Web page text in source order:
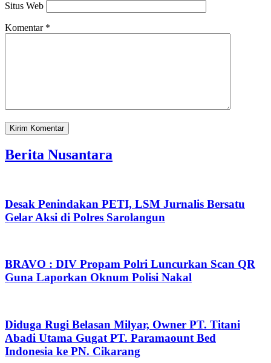
Situs Web
Komentar *
Berita Nusantara
Desak Penindakan PETI, LSM Jurnalis Bersatu
Gelar Aksi di Polres Sarolangun
BRAVO : DIV Propam Polri Luncurkan Scan QR
Guna Laporkan Oknum Polisi Nakal
Diduga Rugi Belasan Milyar, Owner PT. Titani
Abadi Utama Gugat PT. Paramaount Bed
Indonesia ke PN. Cikarang